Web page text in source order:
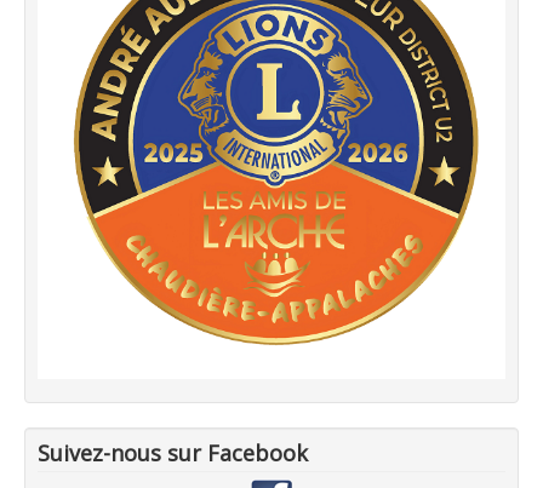
Suivez-nous sur Facebook